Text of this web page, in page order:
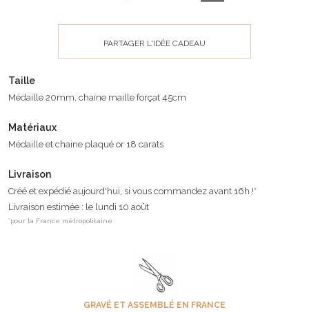
PARTAGER L'IDÉE CADEAU
Taille
Médaille 20mm, chaine maille forçat 45cm
Matériaux
Médaille et chaine plaqué or 18 carats
Livraison
Créé et expédié aujourd'hui, si vous commandez avant 16h !*
Livraison estimée : le lundi 10 août
*pour la France métropolitaine
GRAVÉ ET ASSEMBLÉ EN FRANCE